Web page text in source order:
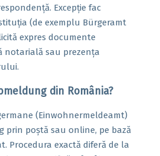
Excepție fac
(de exemplu Bürgeramt
expres documente
notarială sau prezența
din România?
(Einwohnermeldeamt)
prin poștă sau online, pe bază
Procedura exactă diferă de la